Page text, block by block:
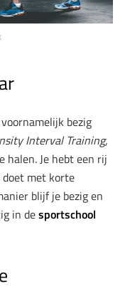
bezig
Interval Training,
halen. Je hebt een rij
met korte
blijf je bezig en
in desportschool